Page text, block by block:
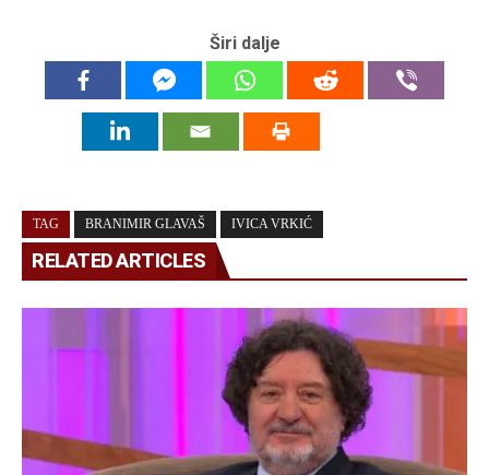
Širi dalje
TAG BRANIMIR GLAVAŠ IVICA VRKIĆ
RELATED ARTICLES